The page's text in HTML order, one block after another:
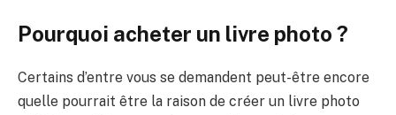
Pourquoi acheter un livre photo ?
Certains d’entre vous se demandent peut-être encore
quelle pourrait être la raison de créer un livre photo